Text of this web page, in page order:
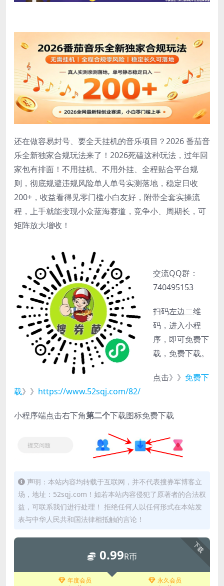
还在做容易封号、要全天挂机的音乐项目？2026 番茄音
乐全新独家合规玩法来了！2026死磕这种玩法，过年回
家包有排面！不用挂机、不用外挂、全程贴合平台规
则，彻底规避违规风险单人单号实测落地，稳定日收
200+，收益看得见零门槛小白友好，附带全套实操流
程，上手就能变现小众蓝海赛道，竞争小、周期长，可
矩阵放大增收！
交流QQ群：
740495153
扫码左边二维
码，进入小程
序，即可免费下
载，免费下载。
点击》》 免费下
载》》 https://www.52sqj.com/82/
小程序端点击右下角第二个下载图标免费下载
声明：本站内容均转载于互联网，并不代表搜券军博客立
场，地址：52sqj.com！如若本站内容侵犯了原著者的合法权
益，可联系我们进行处理！ 拒绝任何人以任何形式在本站发
表与中华人民共和国法律相抵触的言论！
下载
0.99R币
年度会员 永久会员